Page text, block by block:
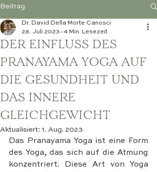
Beitrag
DER EINFLUSS DES
PRANAYAMA YOGA AUF
DIE GESUNDHEIT UND
DAS INNERE
GLEICHGEWICHT
Dr. David Della Morte Canosci
28. Juli 2023
4 Min. Lesezeit
Aktualisiert: 1. Aug. 2023
Das Pranayama Yoga ist eine Form
des Yoga, das sich auf die Atmung
konzentriert. Diese Art von Yoga